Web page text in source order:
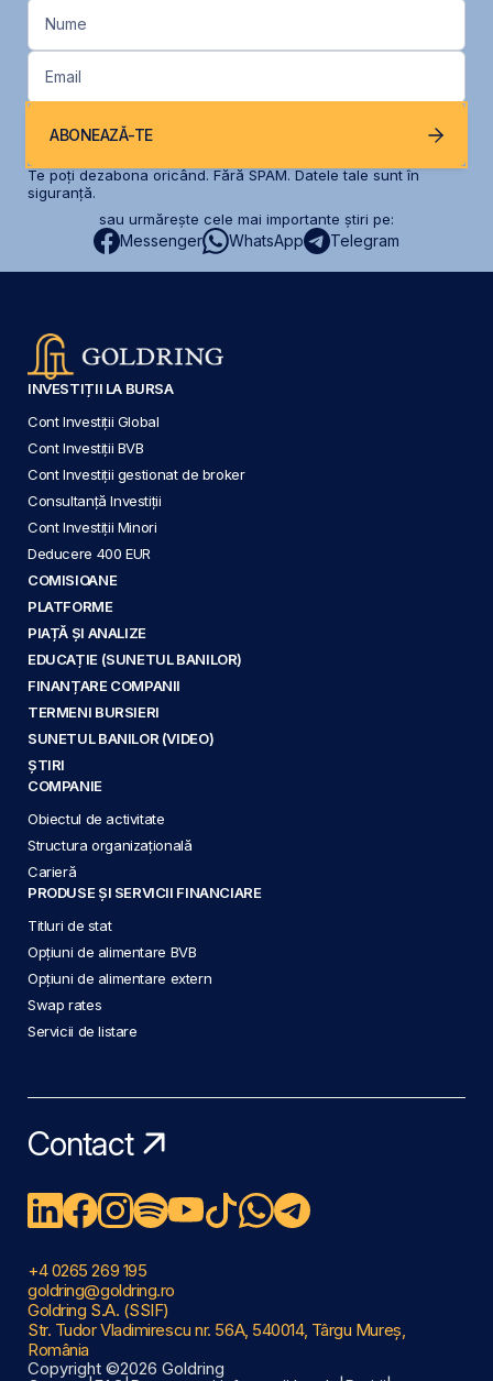
Nume
Email
ABONEAZĂ-TE
Te poți dezabona oricând. Fără SPAM. Datele tale sunt în
siguranță.
sau urmărește cele mai importante știri pe:
Messenger WhatsApp Telegram
INVESTIȚII LA BURSA
Cont Investiții Global
Cont Investiții BVB
Cont Investiții gestionat de broker
Consultanță Investiții
Cont Investiții Minori
Deducere 400 EUR
COMISIOANE
PLATFORME
PIAȚĂ ȘI ANALIZE
EDUCAȚIE (SUNETUL BANILOR)
FINANȚARE COMPANII
TERMENI BURSIERI
SUNETUL BANILOR (VIDEO)
ȘTIRI
COMPANIE
Obiectul de activitate
Structura organizațională
Carieră
PRODUSE ȘI SERVICII FINANCIARE
Titluri de stat
Opțiuni de alimentare BVB
Opțiuni de alimentare extern
Swap rates
Servicii de listare
Contact
+4 0265 269 195
goldring@goldring.ro
Goldring S.A. (SSIF)
Str. Tudor Vladimirescu nr. 56A, 540014, Târgu Mureș,
România
Copyright ©2026 Goldring